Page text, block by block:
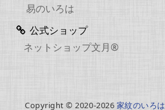
易のいろは
公式ショップ
ネットショップ文月®
Copyright © 2020-2026 家紋のいろは